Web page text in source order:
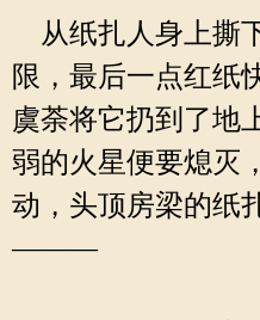
从纸扎人身上撕
限，最后一点红纸
虞荼将它扔到了地
弱的火星便要熄灭
动，头顶房梁的纸
———